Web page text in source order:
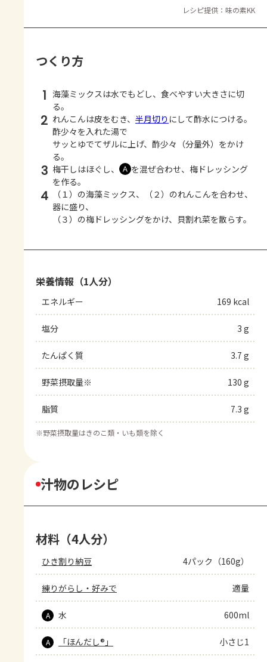
レシピ提供：味の素KK
つくり方
1 海藻ミックスは水でもどし、食べやすい大きさに切
る。
2 れんこんは皮をむき、 半月切り にして酢水につける。
酢少々を入れた湯で
サッとゆでてザルに上げ、酢少々（分量外）をかけ
る。
3 梅干しはほぐし、 Ａ を混ぜ合わせ、梅ドレッシング
を作る。
4
（１）の海藻ミックス、（２）のれんこんを合わせ、
器に盛り、
（３）の梅ドレッシングをかけ、貝割れ菜を散らす。
栄養情報（1人分）
エネルギー 169 kcal
塩分 3 g
たんぱく質 3.7 g
野菜摂取量※ 130 g
脂質 7.3 g
※野菜摂取量はきのこ類・いも類を除く
汁物のレシピ
材料（4人分）
ひき割り納豆 4パック（160g）
練りがらし・好みで 適量
A 水 600ml
A 「ほんだし®」 小さじ1